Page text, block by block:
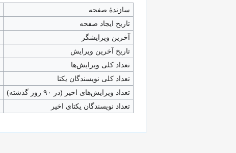
سازندۀ صفحه
تاریخ ایجاد صفحه
آخرین ویرایشگر
تاریخ آخرین ویرایش
تعداد کلی ویرایش‌ها
تعداد کلی نویسندگان یکتا
تعداد ویرایش‌های اخیر (در ۹۰ روز گذشته)
تعداد نویسندگان یکتای اخیر